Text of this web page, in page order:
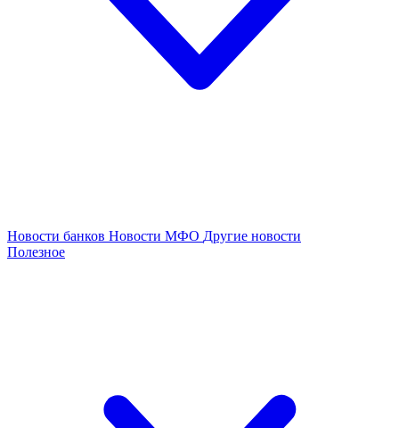
Новости банков Новости МФО Другие новости
Полезное